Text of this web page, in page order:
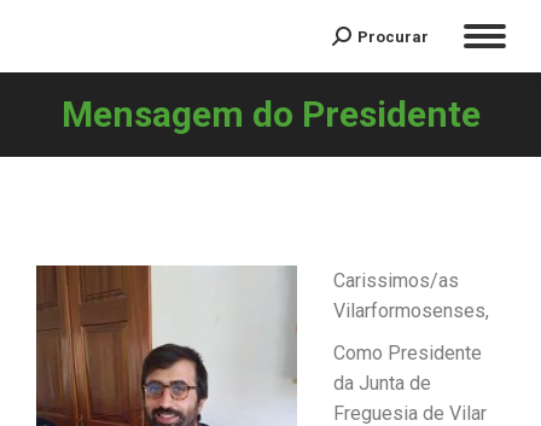
Procurar
Mensagem do Presidente
You are here:
Carissimos/as
Vilarformosenses,
Como Presidente
da Junta de
Freguesia de Vilar